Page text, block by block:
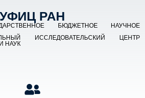
УФИЦ РАН
БЮДЖЕТНОЕ НАУЧНОЕ
ИССЛЕДОВАТЕЛЬСКИЙ ЦЕНТР
НАУК